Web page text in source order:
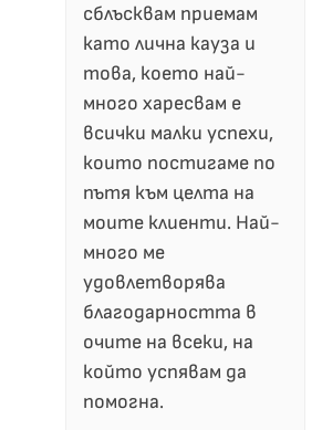
сблъсквам приемам
като лична кауза и
това, което най-
много харесвам е
всички малки успехи,
които постигаме по
пътя към целта на
моите клиенти. Най-
много ме
удовлетворява
благодарността в
очите на всеки, на
който успявам да
помогна.